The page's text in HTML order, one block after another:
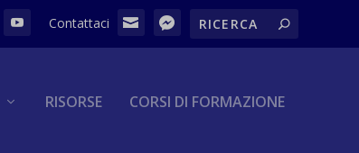
RISORSE CORSI DI FORMAZIONE